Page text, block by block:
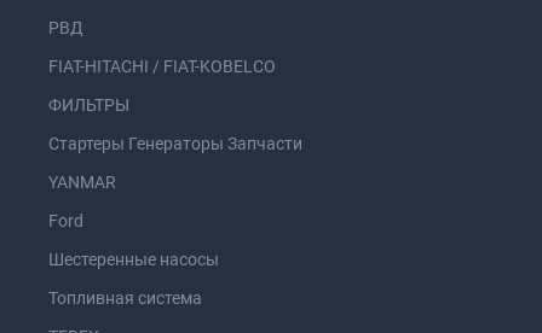
РВД
FIAT-HITACHI / FIAT-KOBELCO
ФИЛЬТРЫ
Стартеры Генераторы Запчасти
YANMAR
Ford
Шестеренные насосы
Топливная система